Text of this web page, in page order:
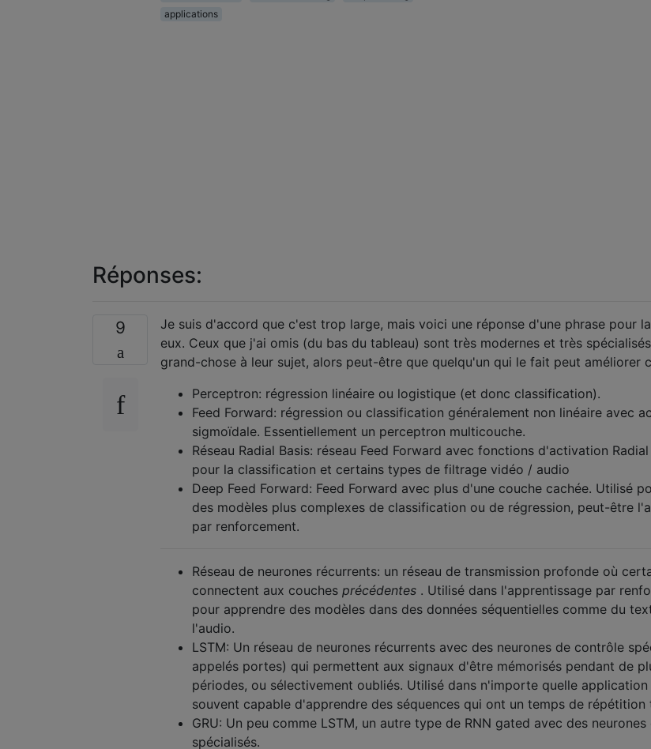
applications
Réponses:
9
Je suis d'accord que c'est trop large, mais voici une réponse d'une phrase pour
eux. Ceux que j'ai omis (du bas du tableau) sont très modernes et très
grand-chose à leur sujet, alors peut-être que quelqu'un qui le fait peut améliorer
Perceptron: régression linéaire ou logistique (et donc classification).
Feed Forward: régression ou classification généralement non linéaire avec
sigmoïdale. Essentiellement un perceptron multicouche.
Réseau Radial Basis: réseau Feed Forward avec fonctions d'activation
pour la classification et certains types de filtrage vidéo / audio
Deep Feed Forward: Feed Forward avec plus d'une couche cachée. Utilisé
des modèles plus complexes de classification ou de régression, peut-être
par renforcement.
Réseau de neurones récurrents: un réseau de transmission profonde où
connectent aux couches précédentes . Utilisé dans l'apprentissage par
pour apprendre des modèles dans des données séquentielles comme du
l'audio.
LSTM: Un réseau de neurones récurrents avec des neurones de contrôle
appelés portes) qui permettent aux signaux d'être mémorisés pendant de
périodes, ou sélectivement oubliés. Utilisé dans n'importe quelle application
souvent capable d'apprendre des séquences qui ont un temps de répétition
GRU: Un peu comme LSTM, un autre type de RNN gated avec des
spécialisés.